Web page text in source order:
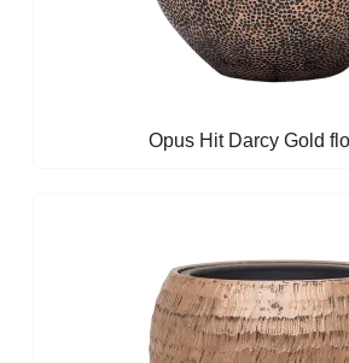
Opus Hit Darcy Gold